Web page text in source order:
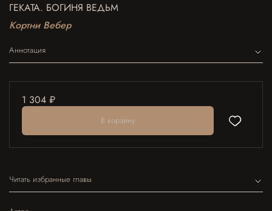
ГЕКАТА. БОГИНЯ ВЕДЬМ
Кортни Вебер
Аннотация
1 304 ₽
В корзину
Читать избранные главы